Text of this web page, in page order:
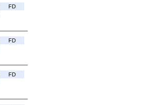
FD
FD
FD